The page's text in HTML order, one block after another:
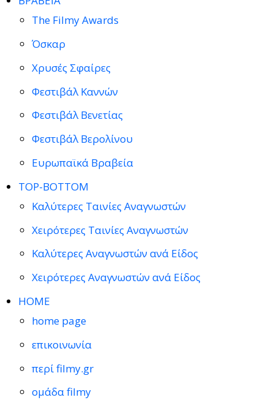
The Filmy Awards
Όσκαρ
Χρυσές Σφαίρες
Φεστιβάλ Καννών
Φεστιβάλ Βενετίας
Φεστιβάλ Βερολίνου
Ευρωπαϊκά Βραβεία
TOP-BOTTOM
Καλύτερες Ταινίες Αναγνωστών
Χειρότερες Ταινίες Αναγνωστών
Καλύτερες Αναγνωστών ανά Είδος
Χειρότερες Αναγνωστών ανά Είδος
HOME
home page
επικοινωνία
περί filmy.gr
ομάδα filmy